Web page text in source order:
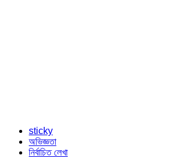
sticky
অভিজ্ঞতা
নির্বাচিত লেখা